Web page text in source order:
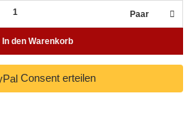
Paar
In den Warenkorb
Consent erteilen